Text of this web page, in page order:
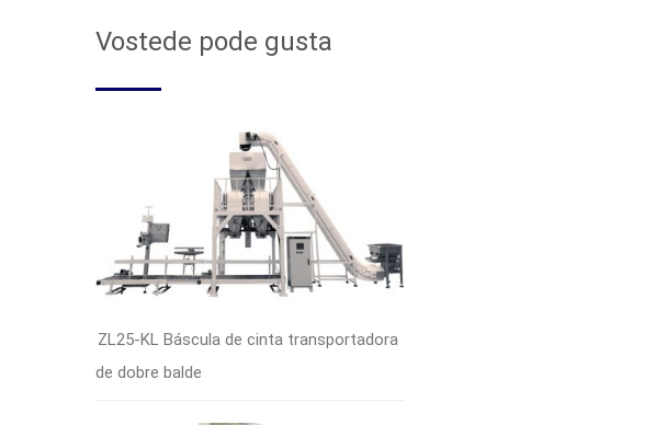
Vostede pode gusta
ZL25-KL Báscula de cinta transportadora
de dobre balde